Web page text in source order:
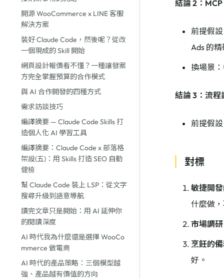
開源 WooCommerce x LINE 客服
解決方案
裝好 Claude Code，然後呢？從改
一個現成的 Skill 開始
網頁設計報價看不懂？一種讓發案
方完全掌握預算的合作模式
與 AI 合作開發的四種方式
需求訪談技巧
編譯摘要 — Claude Code Skills 打
造個人化 AI 學習工具
編譯摘要：Claude Code x 部落格
架設(五)：用 Skills 打造 SEO 自動
健檢
幫 Claude Code 裝上 LSP：從文字
搜尋升級到語意導航
讀完文章只是開始：用 AI 延伸你
的閱讀深度
AI 時代我為什麼還是選擇 WooCo
mmerce 做電商
AI 時代的產品策略：三個模型越
強、產品越有價值的方向
結論 2：
前提假
Ads 的
換場景
結論 3：流程
前提假
對標
敏捷開
什麼做
市場調
烹飪的
好。